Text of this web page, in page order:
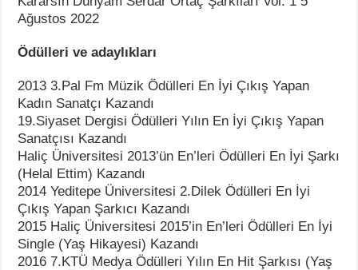
Ağustos 2022
Ödülleri ve adaylıkları
2013 3.Pal Fm Müzik Ödülleri En İyi Çıkış Yapan
Kadın Sanatçı Kazandı
19.Siyaset Dergisi Ödülleri Yılın En İyi Çıkış Yapan
Sanatçısı Kazandı
Haliç Üniversitesi 2013’ün En’leri Ödülleri En İyi Şarkı
(Helal Ettim) Kazandı
2014 Yeditepe Üniversitesi 2.Dilek Ödülleri En İyi
Çıkış Yapan Şarkıcı Kazandı
2015 Haliç Üniversitesi 2015’in En’leri Ödülleri En İyi
Single (Yaş Hikayesi) Kazandı
2016 7.KTÜ Medya Ödülleri Yılın En Hit Şarkısı (Yaş